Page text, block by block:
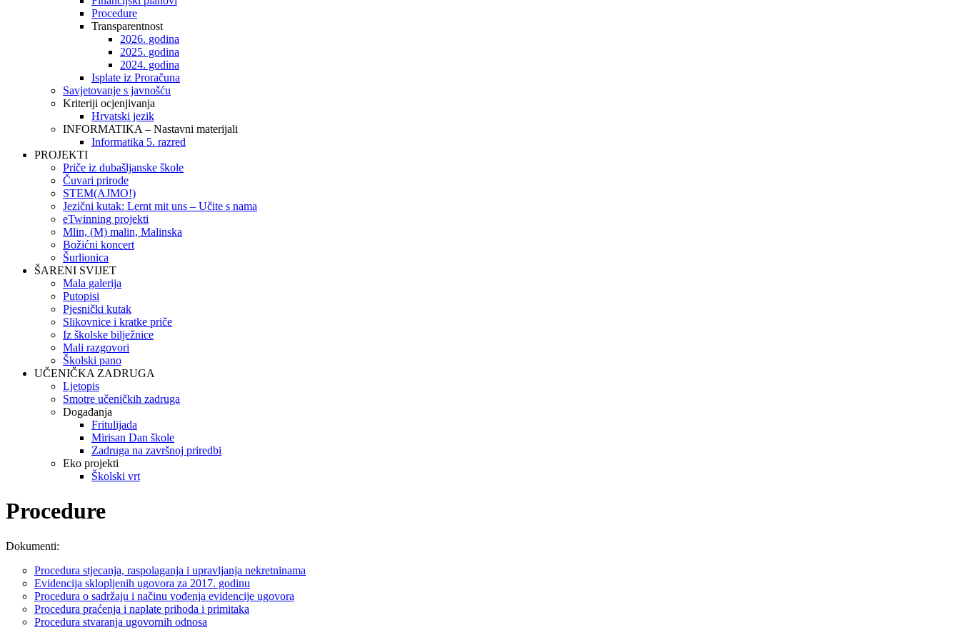
Procedure
Transparentnost
2026. godina
2025. godina
2024. godina
Isplate iz Proračuna
Savjetovanje s javnošću
Kriteriji ocjenjivanja
Hrvatski jezik
INFORMATIKA – Nastavni materijali
Informatika 5. razred
PROJEKTI
Priče iz dubašljanske škole
Čuvari prirode
STEM(AJMO!)
Jezični kutak: Lernt mit uns – Učite s nama
eTwinning projekti
Mlin, (M) malin, Malinska
Božićni koncert
Šurlionica
ŠARENI SVIJET
Mala galerija
Putopisi
Pjesnički kutak
Slikovnice i kratke priče
Iz školske bilježnice
Mali razgovori
Školski pano
UČENIČKA ZADRUGA
Ljetopis
Smotre učeničkih zadruga
Događanja
Fritulijada
Mirisan Dan škole
Zadruga na završnoj priredbi
Eko projekti
Školski vrt
Procedure
Dokumenti:
Procedura stjecanja, raspolaganja i upravljanja nekretninama
Evidencija sklopljenih ugovora za 2017. godinu
Procedura o sadržaju i načinu vođenja evidencije ugovora
Procedura praćenja i naplate prihoda i primitaka
Procedura stvaranja ugovornih odnosa